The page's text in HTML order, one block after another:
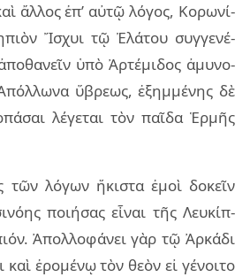
ἄλ­λος ἐπ’ αὐτῷ λό­γος, Κορω­νί­
Ἴσχυι τῷ Ἐλά­του συγ­γε­νέ­
ὑπὸ Ἀρτέ­μι­δος ἀμυ­νο­
ὕβρε­ως, ἐξημ­μέ­νης δὲ
λέ­γε­ται τὸν παῖ­δα Ἑρμῆς
τῶν λό­γων ἥκι­στα ἐμοὶ δο­κεῖν
ποι­ή­σας εἶ­ναι τῆς Λευ­κίπ­
Ἀπολ­λο­φά­νει γὰρ τῷ Ἀρκά­δι
καὶ ἐρο­μέ­νῳ τὸν θεὸν εἰ γέ­νοι­το